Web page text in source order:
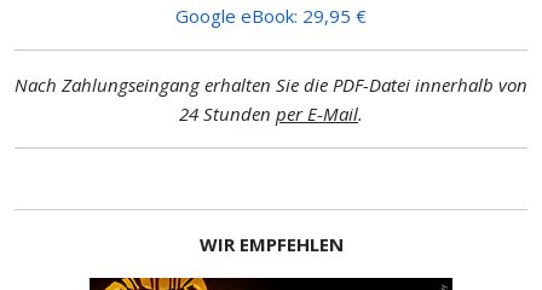
Google eBook: 29,95 €
Nach Zahlungseingang erhalten Sie die PDF-Datei innerhalb von
24 Stunden per E-Mail.
WIR EMPFEHLEN